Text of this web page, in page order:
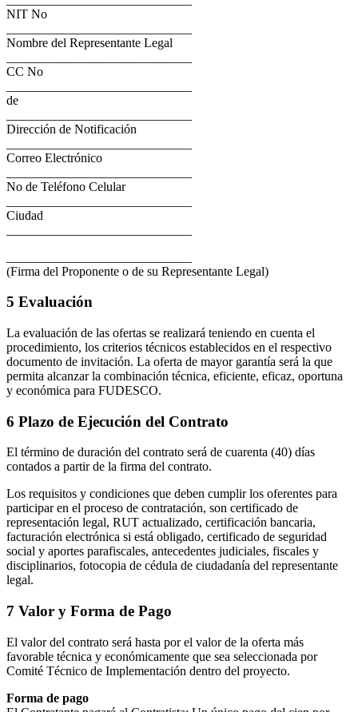
NIT No
Nombre del Representante Legal
CC No
de
Dirección de Notificación
Correo Electrónico
No de Teléfono Celular
Ciudad
(Firma del Proponente o de su Representante Legal)
5 Evaluación
La evaluación de las ofertas se realizará teniendo en cuenta el
procedimiento, los criterios técnicos establecidos en el respectivo
documento de invitación. La oferta de mayor garantía será la que
permita alcanzar la combinación técnica, eficiente, eficaz, oportuna
y económica para FUDESCO.
6 Plazo de Ejecución del Contrato
El término de duración del contrato será de cuarenta (40) días
contados a partir de la firma del contrato.
Los requisitos y condiciones que deben cumplir los oferentes para
participar en el proceso de contratación, son certificado de
representación legal, RUT actualizado, certificación bancaria,
facturación electrónica si está obligado, certificado de seguridad
social y aportes parafiscales, antecedentes judiciales, fiscales y
disciplinarios, fotocopia de cédula de ciudadanía del representante
legal.
7 Valor y Forma de Pago
El valor del contrato será hasta por el valor de la oferta más
favorable técnica y económicamente que sea seleccionada por
Comité Técnico de Implementación dentro del proyecto.
Forma de pago